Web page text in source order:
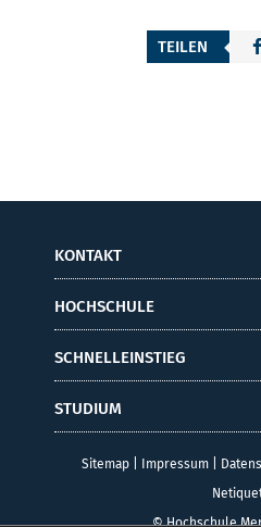
TEILEN
KONTAKT
HOCHSCHULE
SCHNELLEINSTIEG
STUDIUM
Sitemap| Impressum|
© Hochschule